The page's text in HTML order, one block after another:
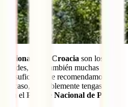
de Croacia son los más
pero también muchas
suficiente, te recomendamos que
el caso, probablemente tengas un
en el Parque Nacional de Plitvice